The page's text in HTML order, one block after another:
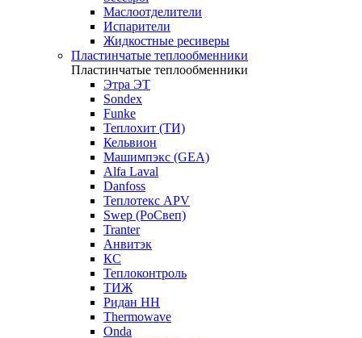
Маслоотделители
Испарители
Жидкостные ресиверы
Пластинчатые теплообменники
Пластинчатые теплообменники
Этра ЭТ
Sondex
Funke
Теплохит (ТИ)
Кельвион
Машимпэкс (GEA)
Alfa Laval
Danfoss
Теплотекс APV
Swep (РоСвеп)
Tranter
Анвитэк
КС
Теплоконтроль
ТИЖ
Ридан НН
Thermowave
Onda